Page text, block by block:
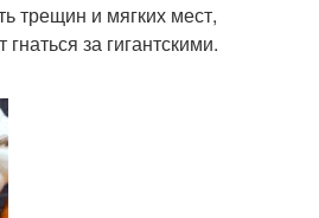
трещин и мягких мест,
за гигантскими.